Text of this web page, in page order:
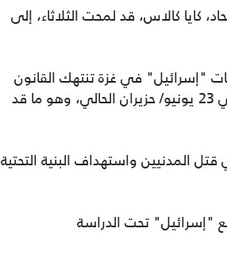
كايا كالاس، قد لمحت الثلاثاء، إلى
"إسرائيل" في غزة تنتهك القانون
الدولي وأن الاتحاد الأوروبي سيعلن نتائج تحقيقه بهذا الصدد في 23 يونيو/ حزيران الحالي، وهو ما قد
المدنيين واستهداف البنية التحتية
"إسرائيل" تحت الدراسة